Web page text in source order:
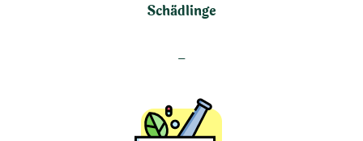
Schädlinge
–